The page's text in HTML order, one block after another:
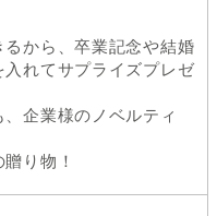
から、卒業記念や結婚
れてサプライズプレゼ
企業様のノベルティ
り物！